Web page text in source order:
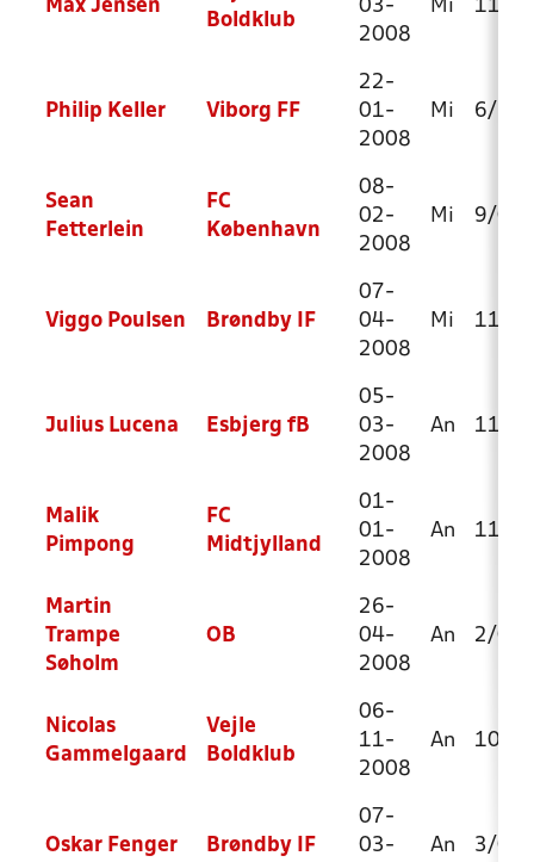
Max Jensen
Boldklub
03-
2008
Mi 11/0
Philip Keller Viborg FF
22-
01-
2008
Mi 6/1
Sean
Fetterlein
FC
København
08-
02-
2008
Mi 9/0
Viggo Poulsen Brøndby IF
07-
04-
2008
Mi 11/2
Julius Lucena Esbjerg fB
05-
03-
2008
An 11/3
Malik
Pimpong
FC
Midtjylland
01-
01-
2008
An 11/6
Martin
Trampe
Søholm
OB
26-
04-
2008
An 2/0
Nicolas
Gammelgaard
Vejle
Boldklub
06-
11-
2008
An 10/2
Oskar Fenger Brøndby IF
07-
03-
An 3/0